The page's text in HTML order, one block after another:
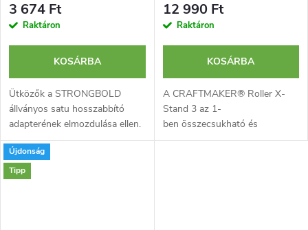
3 674 Ft
Raktáron
KOSÁRBA
Ütközők a STRONGBOLD
állványos satu hosszabbító
adapterének elmozdulása ellen.
A furatoknak köszönhetően
harmadik féltől származó
kiegészítők is rögzíthetőek.
12 990 Ft
Raktáron
KOSÁRBA
A CRAFTMAKER® Roller X-
Stand 3 az 1-
ben összecsukható és
hordozható felsőgörgős
Újdonság
Tipp